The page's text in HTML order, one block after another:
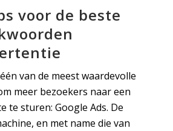
voor de beste
van de meest waardevolle
meer bezoekers naar een
te sturen: Google Ads. De
en met name die van